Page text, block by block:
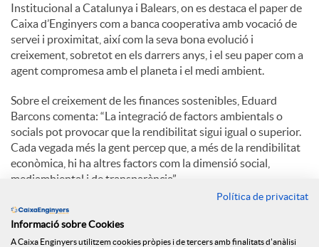
Institucional a Catalunya i Balears, on es destaca el paper de
Caixa d’Enginyers com a banca cooperativa amb vocació de
servei i proximitat, així com la seva bona evolució i
creixement, sobretot en els darrers anys, i el seu paper com a
agent compromesa amb el planeta i el medi ambient.
Sobre el creixement de les finances sostenibles, Eduard
Barcons comenta: “La integració de factors ambientals o
socials pot provocar que la rendibilitat sigui igual o superior.
Cada vegada més la gent percep que, a més de la rendibilitat
econòmica, hi ha altres factors com la dimensió social,
mediambiental i de transparència”.
Pel que fa a l’aposta de Caixa d’Enginyers per la digitalització,
Eduard Barcons explica: “El creixement d’oficines continuarà
sent com ha sigut sempre, progressiu. Hi ha una aposta
Política de privacitat
Informació sobre Cookies
A Caixa Enginyers utilitzem cookies pròpies i de tercers amb finalitats d'anàlisi